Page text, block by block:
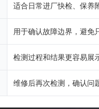
适合日常进厂快检、保养
用于确认故障边界，避免
检测过程和结果更容易展
维修后再次检测，确认问